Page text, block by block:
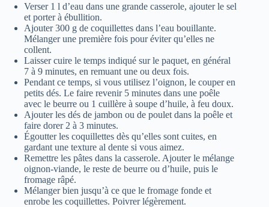
Verser 1 l d’eau dans une grande casserole, ajouter le sel
et porter à ébullition.
Ajouter 300 g de coquillettes dans l’eau bouillante.
Mélanger une première fois pour éviter qu’elles ne
collent.
Laisser cuire le temps indiqué sur le paquet, en général
7 à 9 minutes, en remuant une ou deux fois.
Pendant ce temps, si vous utilisez l’oignon, le couper en
petits dés. Le faire revenir 5 minutes dans une poêle
avec le beurre ou 1 cuillère à soupe d’huile, à feu doux.
Ajouter les dés de jambon ou de poulet dans la poêle et
faire dorer 2 à 3 minutes.
Égoutter les coquillettes dès qu’elles sont cuites, en
gardant une texture al dente si vous aimez.
Remettre les pâtes dans la casserole. Ajouter le mélange
oignon-viande, le reste de beurre ou d’huile, puis le
fromage râpé.
Mélanger bien jusqu’à ce que le fromage fonde et
enrobe les coquillettes. Poivrer légèrement.